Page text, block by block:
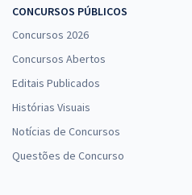
CONCURSOS PÚBLICOS
Concursos 2026
Concursos Abertos
Editais Publicados
Histórias Visuais
Notícias de Concursos
Questões de Concurso